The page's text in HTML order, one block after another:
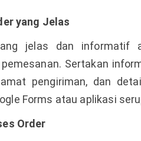
yang Jelas
jelas dan informatif
Sertakan
pengiriman, dan
Forms atau aplikasi
Order